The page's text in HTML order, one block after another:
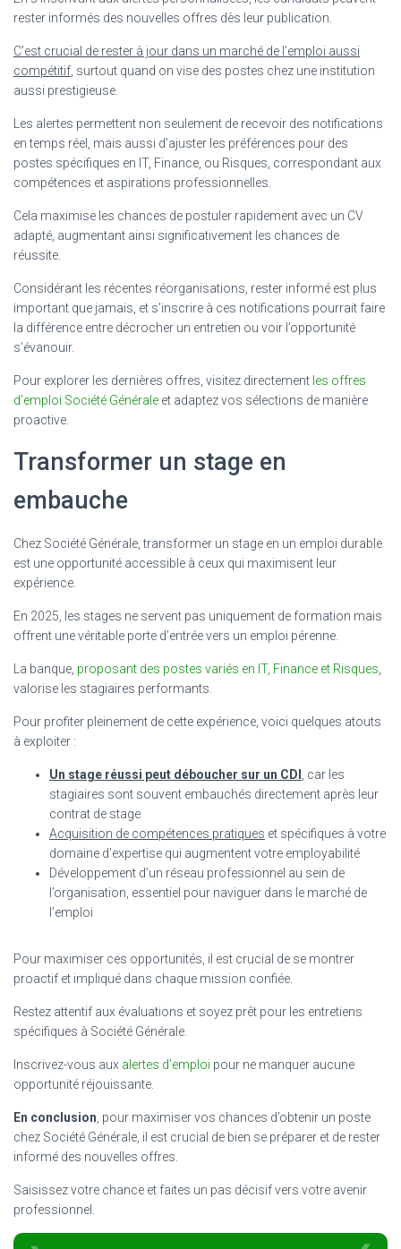
rester informés des nouvelles offres dès leur publication.
C’est crucial de rester à jour dans un marché de l’emploi aussi
compétitif , surtout quand on vise des postes chez une institution
aussi prestigieuse.
Les alertes permettent non seulement de recevoir des notifications
en temps réel, mais aussi d’ajuster les préférences pour des
postes spécifiques en IT, Finance, ou Risques, correspondant aux
compétences et aspirations professionnelles.
Cela maximise les chances de postuler rapidement avec un CV
adapté, augmentant ainsi significativement les chances de
réussite.
Considérant les récentes réorganisations, rester informé est plus
important que jamais, et s’inscrire à ces notifications pourrait faire
la différence entre décrocher un entretien ou voir l’opportunité
s’évanouir.
Pour explorer les dernières offres, visitez directement les offres
d’emploi Société Générale et adaptez vos sélections de manière
proactive.
Transformer un stage en
embauche
Chez Société Générale, transformer un stage en un emploi durable
est une opportunité accessible à ceux qui maximisent leur
expérience.
En 2025, les stages ne servent pas uniquement de formation mais
offrent une véritable porte d’entrée vers un emploi pérenne.
La banque, proposant des postes variés en IT, Finance et Risques
valorise les stagiaires performants.
Pour profiter pleinement de cette expérience, voici quelques atouts
à exploiter :
Un stage réussi peut déboucher sur un CDI
, car les
stagiaires sont souvent embauchés directement après leur
contrat de stage
Acquisition de compétences pratiques et spécifiques à votre
domaine d’expertise qui augmentent votre employabilité
Développement d’un réseau professionnel au sein de
l’organisation, essentiel pour naviguer dans le marché de
l’emploi
Pour maximiser ces opportunités, il est crucial de se montrer
proactif et impliqué dans chaque mission confiée.
Restez attentif aux évaluations et soyez prêt pour les entretiens
spécifiques à Société Générale.
Inscrivez-vous aux alertes d’emploi pour ne manquer aucune
opportunité réjouissante.
En conclusion , pour maximiser vos chances d’obtenir un poste
chez Société Générale, il est crucial de bien se préparer et de rester
informé des nouvelles offres.
Saisissez votre chance et faites un pas décisif vers votre avenir
professionnel.